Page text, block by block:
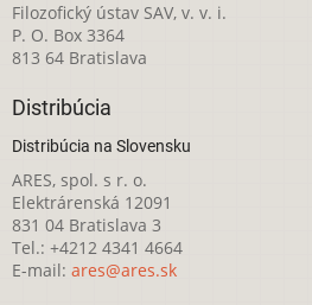
Filozofický ústav SAV, v. v. i.
P. O. Box 3364
813 64 Bratislava
Distribúcia
Distribúcia na Slovensku
ARES, spol. s r. o.
Elektrárenská 12091
831 04 Bratislava 3
Tel.: +4212 4341 4664
E-mail: ares@ares.sk